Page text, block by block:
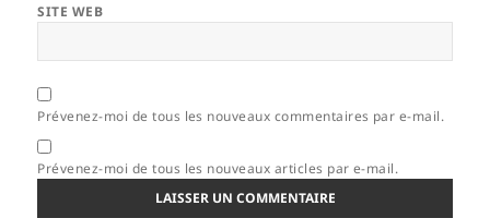
SITE WEB
Prévenez-moi de tous les nouveaux commentaires par e-mail.
Prévenez-moi de tous les nouveaux articles par e-mail.